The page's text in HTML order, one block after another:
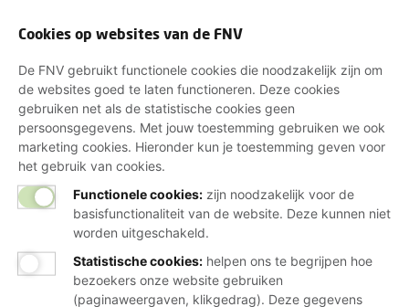
Cookies op websites van de FNV
De FNV gebruikt functionele cookies die noodzakelijk zijn om
de websites goed te laten functioneren. Deze cookies
gebruiken net als de statistische cookies geen
persoonsgegevens. Met jouw toestemming gebruiken we ook
marketing cookies. Hieronder kun je toestemming geven voor
het gebruik van cookies.
Functionele cookies: zijn noodzakelijk voor de
basisfunctionaliteit van de website. Deze kunnen niet
worden uitgeschakeld.
Statistische cookies: helpen ons te begrijpen hoe
bezoekers onze website gebruiken
(paginaweergaven, klikgedrag). Deze gegevens